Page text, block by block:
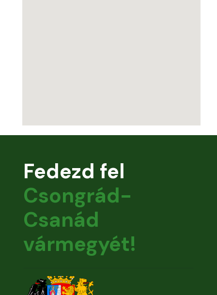
Fedezd fel
Csongrád-
Csanád
vármegyét!